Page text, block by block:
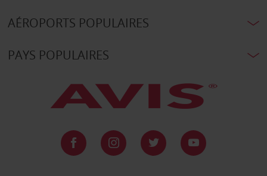
AÉROPORTS POPULAIRES
PAYS POPULAIRES